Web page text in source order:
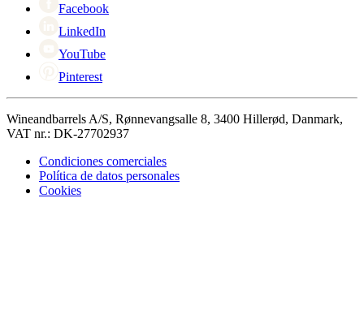
Facebook
LinkedIn
YouTube
Pinterest
Wineandbarrels A/S, Rønnevangsalle 8, 3400 Hillerød, Danmark,
VAT nr.: DK-27702937
Condiciones comerciales
Política de datos personales
Cookies